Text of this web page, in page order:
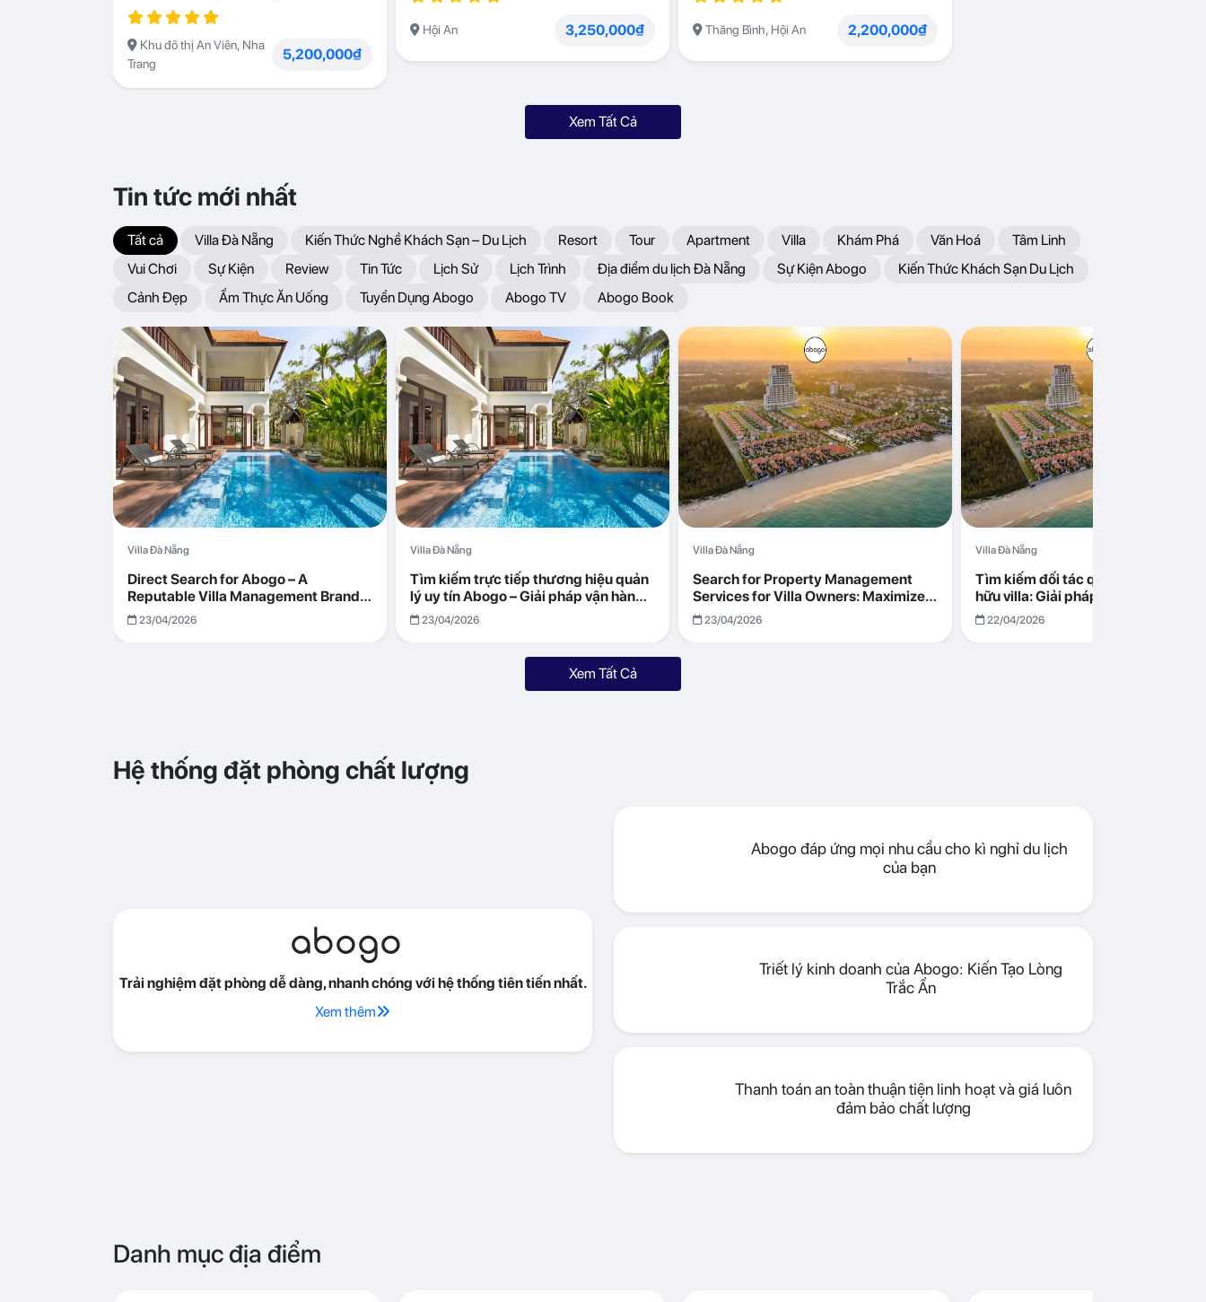
Abogo
Khu đô thị An Viên, Nha
Trang
5,200,000₫
Hội An 3,250,000₫ Thăng Bình, Hội An 2,200,000₫
Xem Tất Cả
Tin tức mới nhất
Tất cả Villa Đà Nẵng Kiến Thức Nghề Khách Sạn – Du Lịch Resort Tour Apartment Villa Khám Phá Văn Hoá
Tâm Linh
Vui Chơi
Sự Kiện Review Tin Tức Lịch Sử Lịch Trình Địa điểm du lịch Đà Nẵng Sự Kiện Abogo
Kiến Thức Khách Sạn Du Lịch
Cảnh Đẹp
Ẩm Thực Ăn Uống Tuyển Dụng Abogo Abogo TV Abogo Book
Villa Đà Nẵng
Direct Search for Abogo – A
Reputable Villa Management Brand
with Transparent and Effective
Operations
23/04/2026
Villa Đà Nẵng
Tìm kiếm trực tiếp thương hiệu quản
lý uy tín Abogo – Giải pháp vận hành
villa hiệu quả, minh bạch
23/04/2026
Villa Đà Nẵng
Search for Property Management
Services for Villa Owners: Maximize
Returns with Abogo in Da Nang
23/04/2026
Villa Đà Nẵng
Tìm kiếm đối tác quản lý cho chủ sở
hữu villa: Giải pháp tối ưu lợi nhuận
cùng Abogo tại Đà Nẵng
22/04/2026
Xem Tất Cả
Hệ thống đặt phòng chất lượng
abogo
Trải nghiệm đặt phòng dễ dàng, nhanh chóng với hệ thống tiên tiến nhất.
Xem thêm
Abogo đáp ứng mọi nhu cầu cho kì nghỉ du lịch
của bạn
Triết lý kinh doanh của Abogo: Kiến Tạo Lòng
Trắc Ẩn
Thanh toán an toàn thuận tiện linh hoạt và giá luôn
đảm bảo chất lượng
Danh mục địa điểm